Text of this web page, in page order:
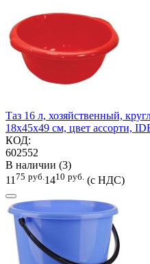
Таз 16 л, хозяйственный,
18х45х49 см, цвет ассорти,
КОД:
602552
В наличии (3)
11 75 руб. 1410 руб. (с НДС)